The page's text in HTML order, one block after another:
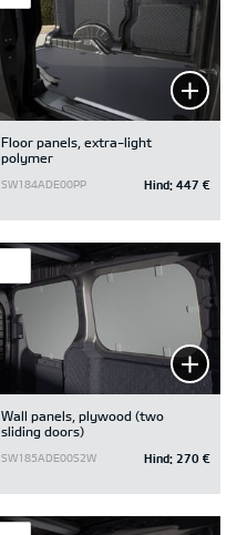
Floor panels, extra-light
polymer
SW184ADE00PP Hind: 447 €
Wall panels, plywood (two
sliding doors)
SW185ADE00S2W Hind: 270 €